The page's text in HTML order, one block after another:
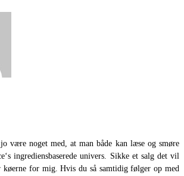
være noget med, at man både kan læse og smøre
ingrediensbaserede univers. Sikke et salg det vil
køerne for mig. Hvis du så samtidig følger op med